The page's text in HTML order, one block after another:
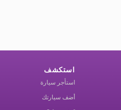
استكشف
استأجر سيارة
أضف سيارتك